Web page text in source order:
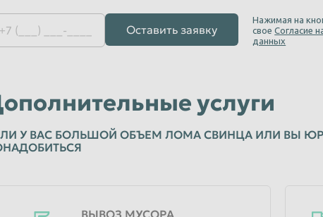
слитые
40
АКБ
источников бесперебойного питания, гелиевые
аккумуляторов марки (НК, КН
Оставить заявку
Нажимая на
своеСогласие
данных
услуги
У ВАС БОЛЬШОЙ ОБЪЕМ ЛОМА СВИНЦА ИЛИ ВЫ
ВЫВОЗ МУСОРА